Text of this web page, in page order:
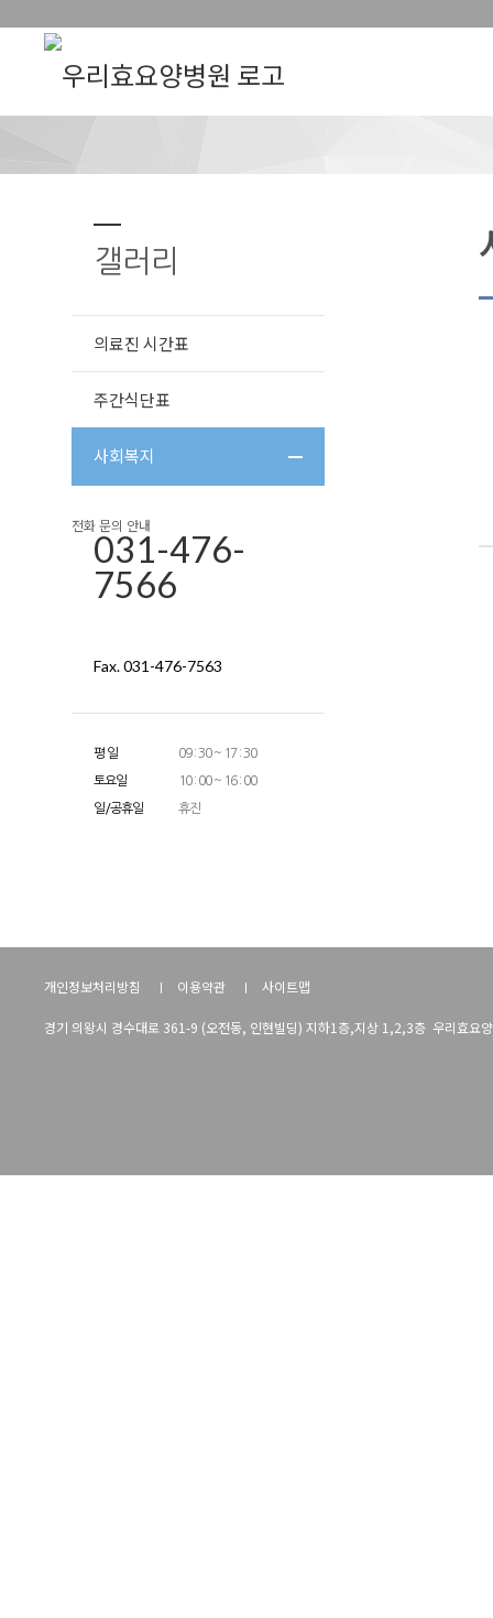
갤러리
의료진 시간표
주간식단표
사회복지
전화 문의 안내
031-476-
7566
Fax. 031-476-7563
평 일 09 : 30 ~ 17 : 30
토요일 10 : 00 ~ 16 : 00
일/공휴일 휴진
개인정보처리방침 이용약관 사이트맵
경기 의왕시 경수대로 361-9 (오전동, 인현빌딩) 지하1층,지상 1,2,3층 우리효